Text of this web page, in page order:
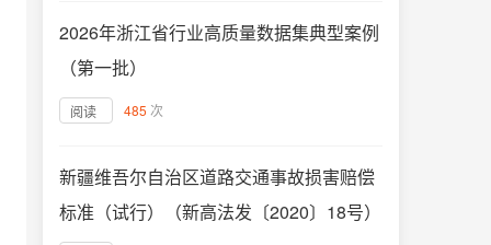
2026年浙江省行业高质量数据集典型案例
（第一批）
阅读 485 次
新疆维吾尔自治区道路交通事故损害赔偿
标准（试行）（新高法发〔2020〕18号）